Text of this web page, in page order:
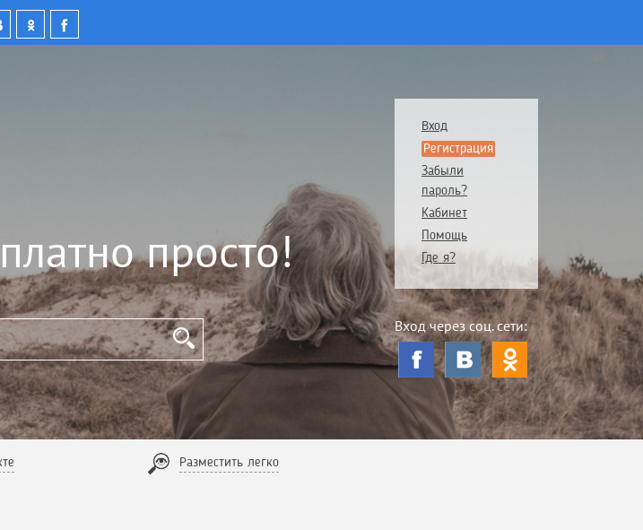
просто!
Вход
Регистрация
Забыли
пароль?
Кабинет
Помощь
Где я?
Вход через соц. сети:
Разместить легко